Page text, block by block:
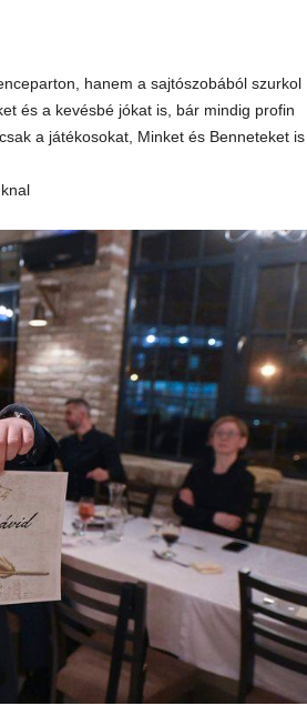
hanem a sajtószobából szurkol
és a kevésbé jókat is, bár mindig profin
a játékosokat, Minket és Benneteket is